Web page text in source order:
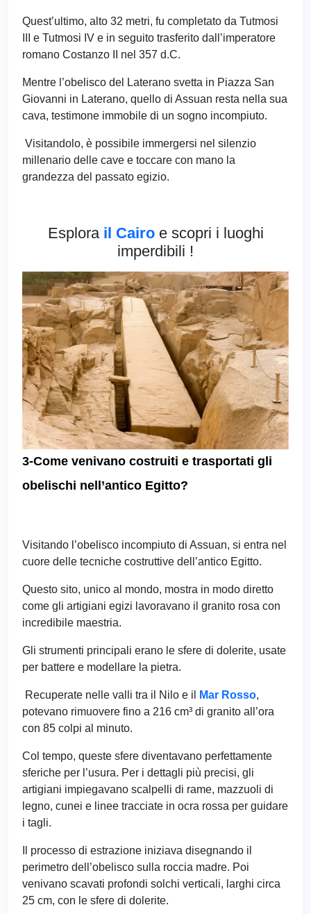
Quest’ultimo, alto 32 metri, fu completato da Tutmosi
III e Tutmosi IV e in seguito trasferito dall’imperatore
romano Costanzo II nel 357 d.C.
Mentre l’obelisco del Laterano svetta in Piazza San
Giovanni in Laterano, quello di Assuan resta nella sua
cava, testimone immobile di un sogno incompiuto.
Visitandolo, è possibile immergersi nel silenzio
millenario delle cave e toccare con mano la
grandezza del passato egizio.
Esplorail Cairoe scopri i luoghi
imperdibili !
3-Come venivano costruiti e trasportati gli
obelischi nell’antico Egitto?
Visitando l’obelisco incompiuto di Assuan, si entra nel
cuore delle tecniche costruttive dell’antico Egitto.
Questo sito, unico al mondo, mostra in modo diretto
come gli artigiani egizi lavoravano il granito rosa con
incredibile maestria.
Gli strumenti principali erano le sfere di dolerite, usate
per battere e modellare la pietra.
Recuperate nelle valli tra il Nilo e il Mar Rosso,
potevano rimuovere fino a 216 cm³ di granito all’ora
con 85 colpi al minuto.
Col tempo, queste sfere diventavano perfettamente
sferiche per l’usura. Per i dettagli più precisi, gli
artigiani impiegavano scalpelli di rame, mazzuoli di
legno, cunei e linee tracciate in ocra rossa per guidare
i tagli.
Il processo di estrazione iniziava disegnando il
perimetro dell’obelisco sulla roccia madre. Poi
venivano scavati profondi solchi verticali, larghi circa
25 cm, con le sfere di dolerite.